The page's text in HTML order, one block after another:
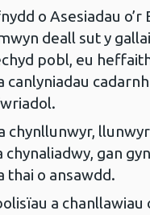
o Asesiadau
deall sut y
pobl, eu
canlyniadau
chynllunwyr,
chynaliadwy, gan
thai o ansawdd.
a